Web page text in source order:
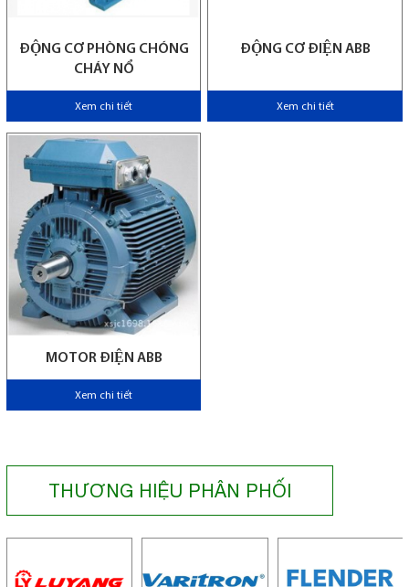
ĐỘNG CƠ PHÒNG CHÓNG
CHÁY NỔ
Xem chi tiết
ĐỘNG CƠ ĐIỆN ABB
Xem chi tiết
MOTOR ĐIỆN ABB
Xem chi tiết
THƯƠNG HIỆU PHÂN PHỐI